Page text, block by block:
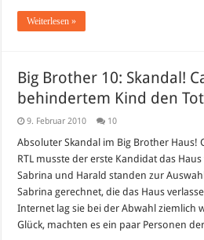
Weiterlesen »
Big Brother 10: Skandal!
behindertem Kind den
9. Februar 2010 10
Absoluter Skandal im Big Brother Haus!
RTL musste der erste Kandidat das
Sabrina und Harald standen zur
Sabrina gerechnet, die das Haus
Internet lag sie bei der Abwahl ziemlich
Glück, machten es ein paar Personen